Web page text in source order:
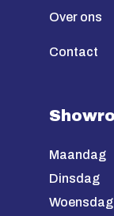
Over ons
Contact
Maandag
Dinsdag
Woensdag